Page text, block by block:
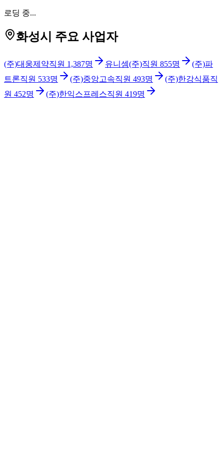
로딩 중...
화성시 주요 사업자
(주)대웅제약직원 1,387명 유니셈(주)직원 855명
(주)파
트론직원 533명 (주)중앙고속직원 493명 (주)한강식품직
원 452명 (주)한익스프레스직원 419명